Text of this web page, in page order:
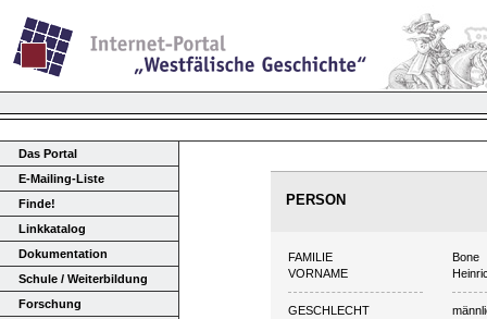
Das Portal
E-Mailing-Liste
Finde!
Linkkatalog
Dokumentation
Schule / Weiterbildung
Forschung
PERSON
FAMILIE
Bone
VORNAME
GESCHLECHT